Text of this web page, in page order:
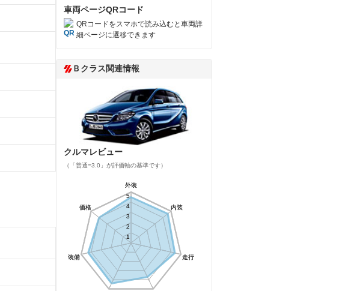
車両ページQRコード
QRコードをスマホで読み込むと車両詳
細ページに遷移できます
Ｂクラス関連情報
クルマレビュー
（「普通=3.0」が評価軸の基準です）
外装
内装
走行
装備
価格
1
2
3
4
5
外装
内装
走行
装備
価格
1
2
3
4
5